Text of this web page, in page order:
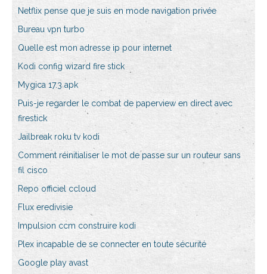
Netflix pense que je suis en mode navigation privée
Bureau vpn turbo
Quelle est mon adresse ip pour internet
Kodi config wizard fire stick
Mygica 17.3 apk
Puis-je regarder le combat de paperview en direct avec
firestick
Jailbreak roku tv kodi
Comment réinitialiser le mot de passe sur un routeur sans
fil cisco
Repo officiel ccloud
Flux eredivisie
Impulsion ccm construire kodi
Plex incapable de se connecter en toute sécurité
Google play avast